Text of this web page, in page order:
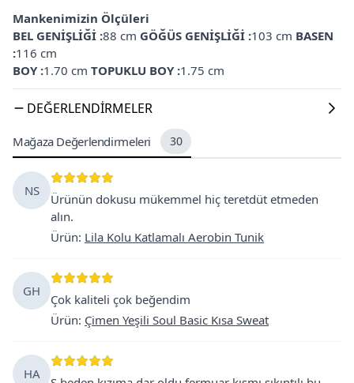
Mankenimizin Ölçüleri
BEL GENİŞLİĞİ :88 cm GÖĞÜS GENİŞLİĞİ :103 cm BASEN
:116 cm
BOY :1.70 cm TOPUKLU BOY :1.75 cm
DEĞERLENDIRMELER
Mağaza Değerlendirmeleri 30
NS
Ürünün dokusu mükemmel hiç teretdüt etmeden
alın.
Ürün: Lila Kolu Katlamalı Aerobin Tunik
GH
Çok kaliteli çok beğendim
Ürün: Çimen Yeşili Soul Basic Kısa Sweat
HA